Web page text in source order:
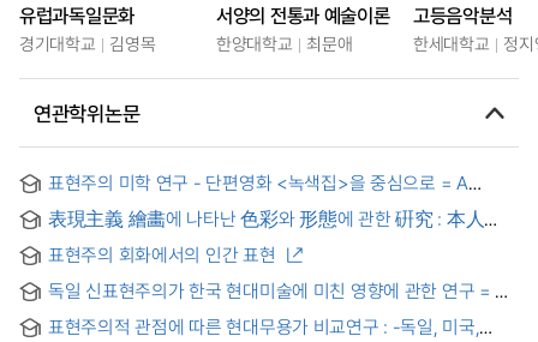
유럽과독일문화
경기대학교 김영목
서양의 전통과 예술이론
한양대학교 최문애
고등음악분석
한세대학교 정
연관학위논문
표현주의 미학 연구 - 단편영화 <녹색집>을 중심으로 = A
Study on Expressionist Aesthetics - Focused on the Short
Film
表現主義 繪畵에 나타난 色彩와 形態에 관한 硏究 : 本人
作品의 表現主義的 要素를 中心으로
표현주의 회화에서의 인간 표현
독일 신표현주의가 한국 현대미술에 미친 영향에 관한 연구 = A
Study on the Effects of German Neo-Expressionism on
Korean Modern Art
표현주의적 관점에 따른 현대무용가 비교연구 : -독일, 미국,